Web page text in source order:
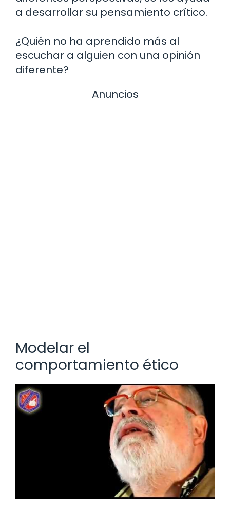
a desarrollar su pensamiento crítico.
¿Quién no ha aprendido más al
escuchar a alguien con una opinión
diferente?
Anuncios
Modelar el
comportamiento ético